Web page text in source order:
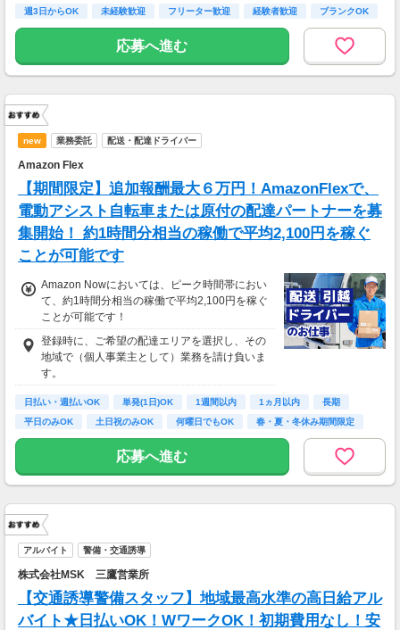
JR各線「池袋」駅から徒歩5分
週3日からOK
未経験歓迎 フリーター歓迎 経験者歓迎 ブランクOK
応募へ進む
new 業務委託 配送・配達ドライバー
Amazon Flex
【期間限定】追加報酬最大６万円！AmazonFlexで、
電動アシスト自転車または原付の配達パートナーを募
集開始！ 約1時間分相当の稼働で平均2,100円を稼ぐ
ことが可能です
Amazon Nowにおいては、ピーク時間帯におい
て、約1時間分相当の稼働で平均2,100円を稼ぐ
ことが可能です！
登録時に、ご希望の配達エリアを選択し、その
地域で（個人事業主として）業務を請け負いま
す。
日払い・週払いOK 単発(1日)OK 1週間以内 1ヵ月以内
長期
平日のみOK
土日祝のみOK 何曜日でもOK 春・夏・冬休み期間限定
応募へ進む
アルバイト 警備・交通誘導
株式会社MSK 三鷹営業所
【交通誘導警備スタッフ】地域最高水準の高日給アル
バイト★日払いOK！WワークOK！初期費用なし！安